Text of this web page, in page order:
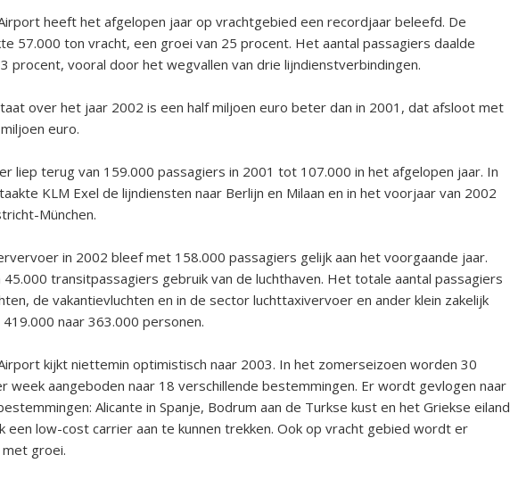
heeft het afgelopen jaar op vrachtgebied een recordjaar beleefd. De
57.000 ton vracht, een groei van 25 procent. Het aantal passagiers daalde
procent, vooral door het wegvallen van drie lijndienstverbindingen.
over het jaar 2002 is een half miljoen euro beter dan in 2001, dat afsloot met
euro.
liep terug van 159.000 passagiers in 2001 tot 107.000 in het afgelopen jaar. In
KLM Exel de lijndiensten naar Berlijn en Milaan en in het voorjaar van 2002
München.
in 2002 bleef met 158.000 passagiers gelijk aan het voorgaande jaar.
45.000 transitpassagiers gebruik van de luchthaven. Het totale aantal passagiers
de vakantievluchten en in de sector luchttaxivervoer en ander klein zakelijk
naar 363.000 personen.
kijkt niettemin optimistisch naar 2003. In het zomerseizoen worden 30
week aangeboden naar 18 verschillende bestemmingen. Er wordt gevlogen naar
Alicante in Spanje, Bodrum aan de Turkse kust en het Griekse eiland
een low-cost carrier aan te kunnen trekken. Ook op vracht gebied wordt er
groei.